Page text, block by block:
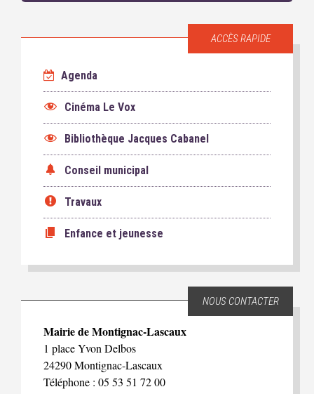
ACCÈS RAPIDE
Agenda
Cinéma Le Vox
Bibliothèque Jacques Cabanel
Conseil municipal
Travaux
Enfance et jeunesse
NOUS CONTACTER
Mairie de Montignac-Lascaux
1 place Yvon Delbos
24290 Montignac-Lascaux
Téléphone : 05 53 51 72 00